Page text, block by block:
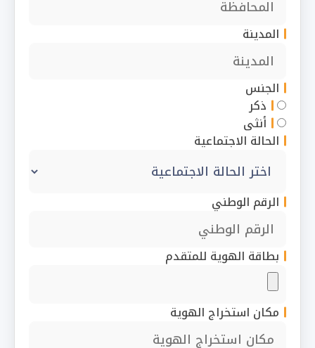
المدينة
الجنس
ذكر
أنثى
الحالة الاجتماعية
الرقم الوطني
بطاقة الهوية للمتقدم
مكان استخراج الهوية